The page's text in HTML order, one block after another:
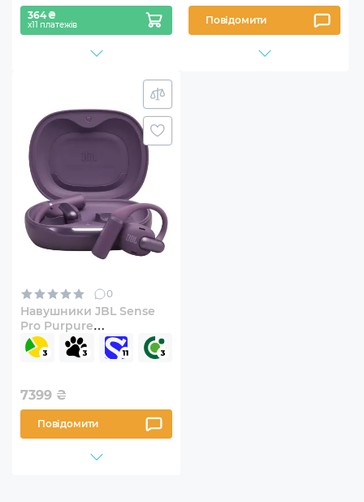
364 ₴
х11 платежів Повідомити
0
Навушники JBL Sense
Pro Purpure
(JBLSENSEPROPUR)
7399 ₴
Повідомити